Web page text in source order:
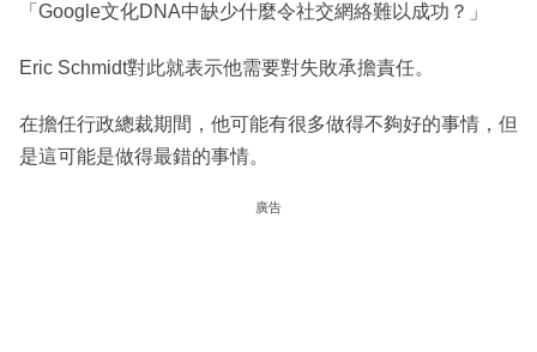
「Google文化DNA中缺少什麼令社交網絡難以成功？」
Eric Schmidt對此就表示他需要對失敗承擔責任。
在擔任行政總裁期間，他可能有很多做得不夠好的事情，但
是這可能是做得最錯的事情。
廣告